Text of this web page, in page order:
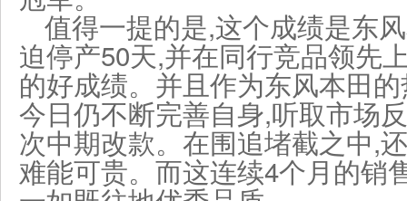
值得一提的是,这个成绩是东
迫停产50天,并在同行竞品领先
的好成绩。并且作为东风本田
今日仍不断完善自身,听取市场
次中期改款。在围追堵截之中,
难能可贵。而这连续4个月的销